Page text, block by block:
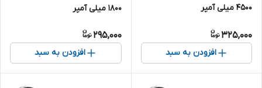
4500 میلی آمپر
325,000
افزودن به سبد
1800 میلی آمپر
295,000
افزودن به سبد